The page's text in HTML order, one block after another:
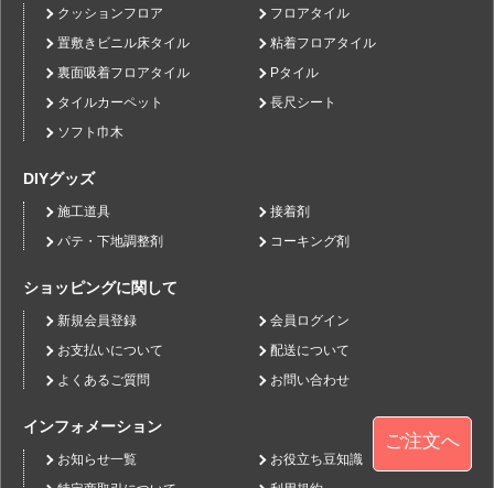
ご注文へ
クッションフロア
フロアタイル
置敷きビニル床タイル
粘着フロアタイル
裏面吸着フロアタイル
Pタイル
タイルカーペット
長尺シート
ソフト巾木
DIYグッズ
施工道具
接着剤
パテ・下地調整剤
コーキング剤
ショッピングに関して
新規会員登録
会員ログイン
お支払いについて
配送について
よくあるご質問
お問い合わせ
インフォメーション
お知らせ一覧
お役立ち豆知識